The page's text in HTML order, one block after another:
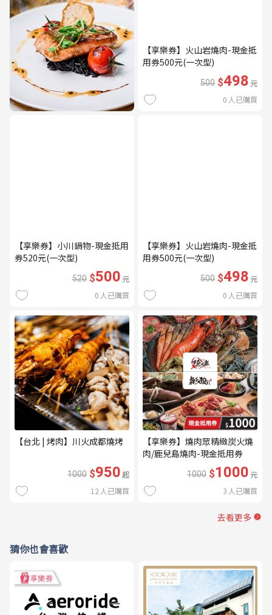
【享樂券】火山岩燒肉-現金抵
用券500元(一次型)
500 $498元
0 人已購買
【享樂券】小川鍋物-現金抵用
券520元(一次型)
520 $500元
0 人已購買
【享樂券】火山岩燒肉-現金抵
用券500元(一次型)
500 $498元
0 人已購買
【台北 | 烤肉】川火成都燒烤
1000 $950起
12 人已購買
【享樂券】燒肉眾精緻炭火燒
肉/鹿兒島燒肉-現金抵用券
1000 $1000元
3 人已購買
去看更多
猜你也會喜歡